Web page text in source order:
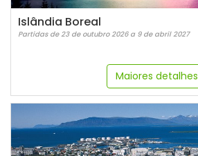
Islândia Boreal
Partidas de 23 de outubro 2026 a 9 de abril 2027
Maiores detalhes